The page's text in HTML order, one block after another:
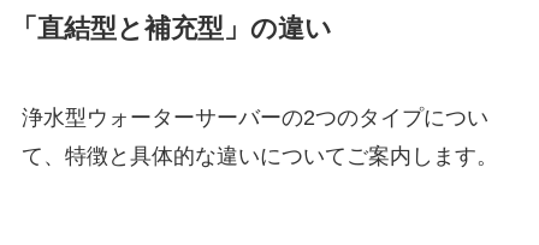
「直結型と補充型」の違い
浄水型ウォーターサーバーの2つのタイプについ
て、特徴と具体的な違いについてご案内します。